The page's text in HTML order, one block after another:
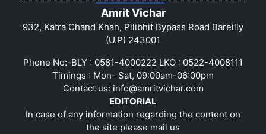
Amrit Vichar
932, Katra Chand Khan, Pilibhit Bypass Road Bareilly
(U.P) 243001
Phone No:-BLY : 0581-4000222 LKO : 0522-4008111
Timings : Mon- Sat, 09:00am-06:00pm
Contact us: info@amritvichar.com
EDITORIAL
In case of any information regarding the content on
the site please mail us